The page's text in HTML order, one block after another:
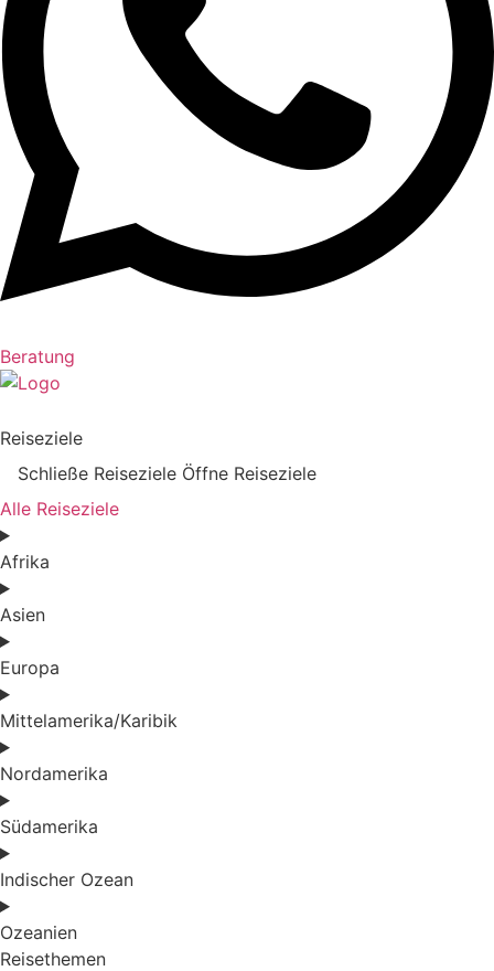
Beratung
Reiseziele
Schließe Reiseziele Öffne Reiseziele
Alle Reiseziele
Afrika
Asien
Europa
Mittelamerika/Karibik
Nordamerika
Südamerika
Indischer Ozean
Ozeanien
Reisethemen